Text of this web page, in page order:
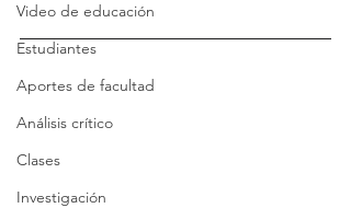
Video de educación
Estudiantes
Aportes de facultad
Análisis crítico
Clases
Investigación